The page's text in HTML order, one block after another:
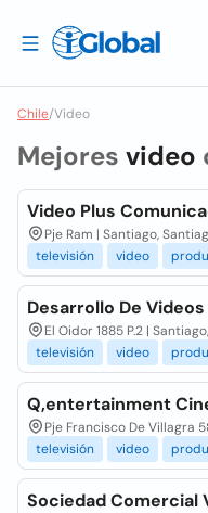
Chile/Video
Mejores video
Video Plus
Pje Ram | Santiago,
televisión
video
Desarrollo De
El Oidor 1885 P.2 |
televisión
video
Q,entertainment
Pje Francisco De Villagra
televisión
video
Sociedad Comercial